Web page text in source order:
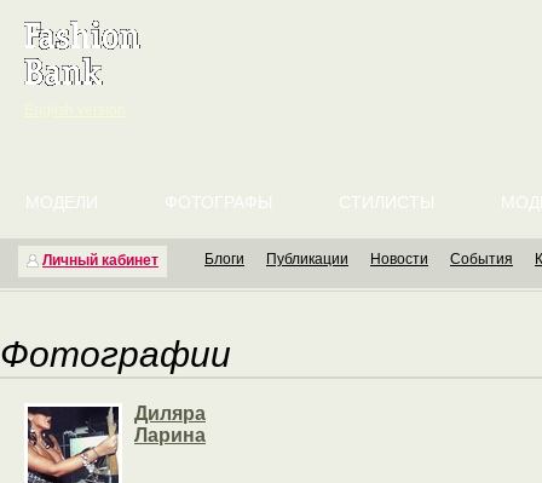
Личный кабинет
МОДЕЛИ ФОТОГРАФЫ СТИЛИСТЫ
Блоги Публикации Новости События
Фотографии
Диляра
Ларина